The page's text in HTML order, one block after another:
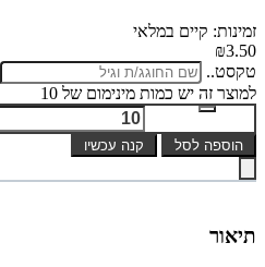
זמינות: קיים במלאי
₪3.50
טקסט..
למוצר זה יש כמות מינימום של 10
הוספה לסל קנה עכשיו
תיאור